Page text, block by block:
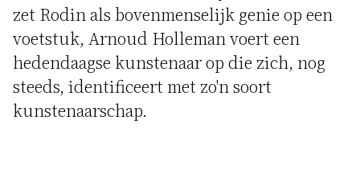
zet Rodin als bovenmenselijk genie op een
voetstuk, Arnoud Holleman voert een
hedendaagse kunstenaar op die zich, nog
steeds, identificeert met zo'n soort
kunstenaarschap.